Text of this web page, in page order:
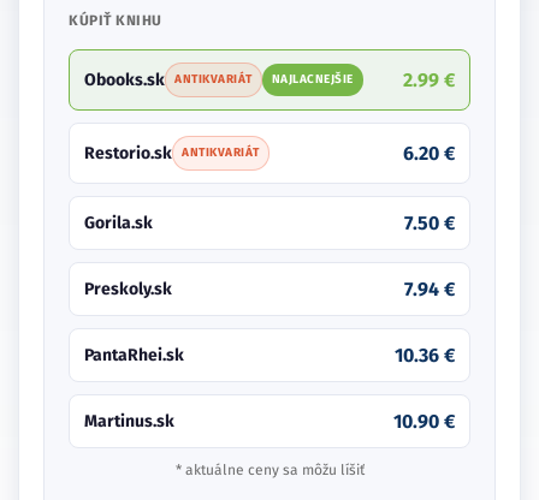
KÚPIŤ KNIHU
Obooks.sk ANTIKVARIÁT NAJLACNEJŠIE 2.99 €
Restorio.sk ANTIKVARIÁT 6.20 €
Gorila.sk 7.50 €
Preskoly.sk 7.94 €
PantaRhei.sk 10.36 €
Martinus.sk 10.90 €
* aktuálne ceny sa môžu líšiť